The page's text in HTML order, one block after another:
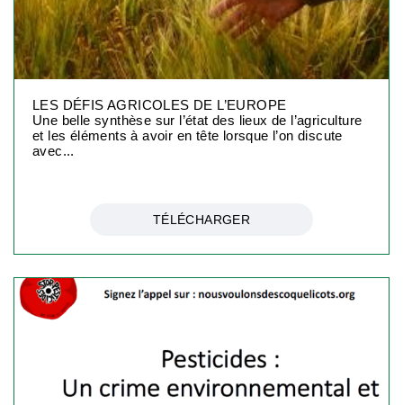
LES DÉFIS AGRICOLES DE L’EUROPE
Une belle synthèse sur l’état des lieux de l’agriculture
et les éléments à avoir en tête lorsque l’on discute
avec...
TÉLÉCHARGER